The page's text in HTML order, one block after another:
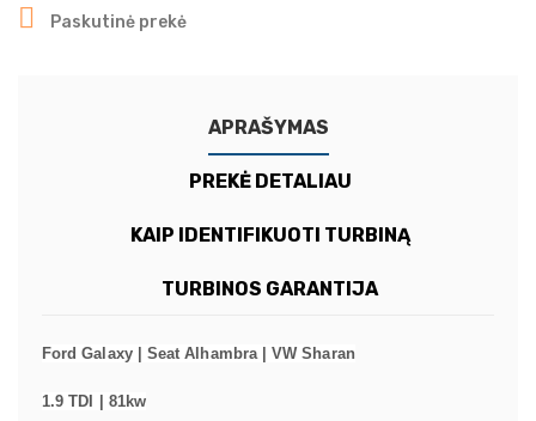
 Paskutinė prekė
APRAŠYMAS
PREKĖ DETALIAU
KAIP IDENTIFIKUOTI TURBINĄ
TURBINOS GARANTIJA
Ford Galaxy | Seat Alhambra | VW Sharan
1.9 TDI | 81kw